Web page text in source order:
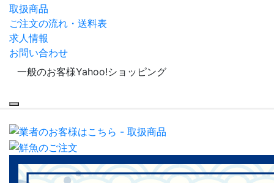
取扱商品
ご注文の流れ・送料表
求人情報
お問い合わせ
一般のお客様Yahoo!ショッピング